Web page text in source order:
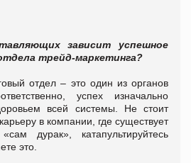
зависит успешное
трейд-маркетинга?
отдел – это один из органов
успех изначально
всей системы. Не стоит
в компании, где существует
дурак», катапультируйтесь
это.